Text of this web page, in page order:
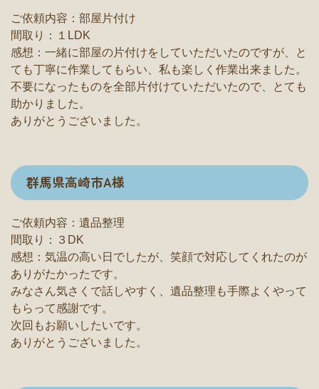
ご依頼内容：部屋片付け
間取り：１LDK
感想：一緒に部屋の片付けをしていただいたのですが、と
ても丁寧に作業してもらい、私も楽しく作業出来ました。
不要になったものを全部片付けていただいたので、とても
助かりました。
ありがとうございました。
群馬県高崎市A様
ご依頼内容：遺品整理
間取り：３DK
感想：気温の高い日でしたが、笑顔で対応してくれたのが
ありがたかったです。
みなさん気さくで話しやすく、遺品整理も手際よくやって
もらって感謝です。
次回もお願いしたいです。
ありがとうございました。